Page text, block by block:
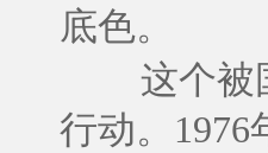
底色。
这个被
行动。